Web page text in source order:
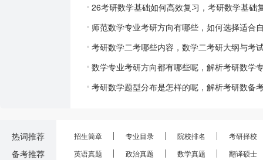
26考研数学基础如何高效复习，考研数学基础
师范数学专业考研方向有哪些，如何选择适合
考研数学二考哪些内容，数学二考研大纲与考
数学专业考研方向都有哪些呢，解析考研数学
考研数学题型分布是怎样的呢，解析考研数备
热词推荐
备考推荐
招生简章 专业目录 院校排名
考研择校
英语真题
政治真题 数学真题
翻译硕士